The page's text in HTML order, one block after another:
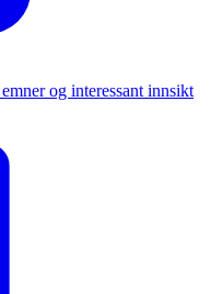
og interessant innsikt